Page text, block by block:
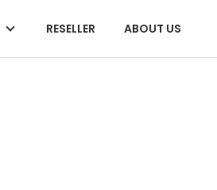
RESELLER ABOUT US